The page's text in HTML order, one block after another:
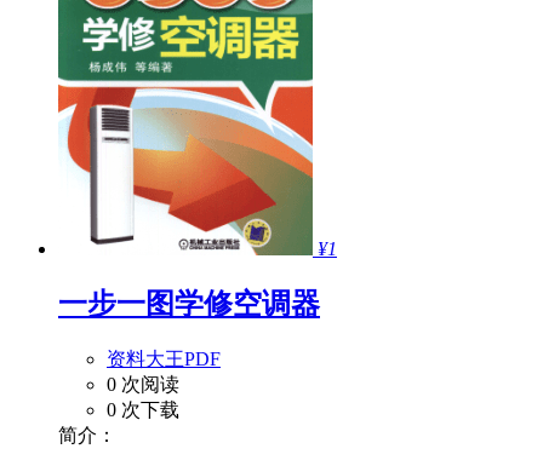
¥1
一步一图学修空调器
资料大王PDF
0 次阅读
0 次下载
简介：